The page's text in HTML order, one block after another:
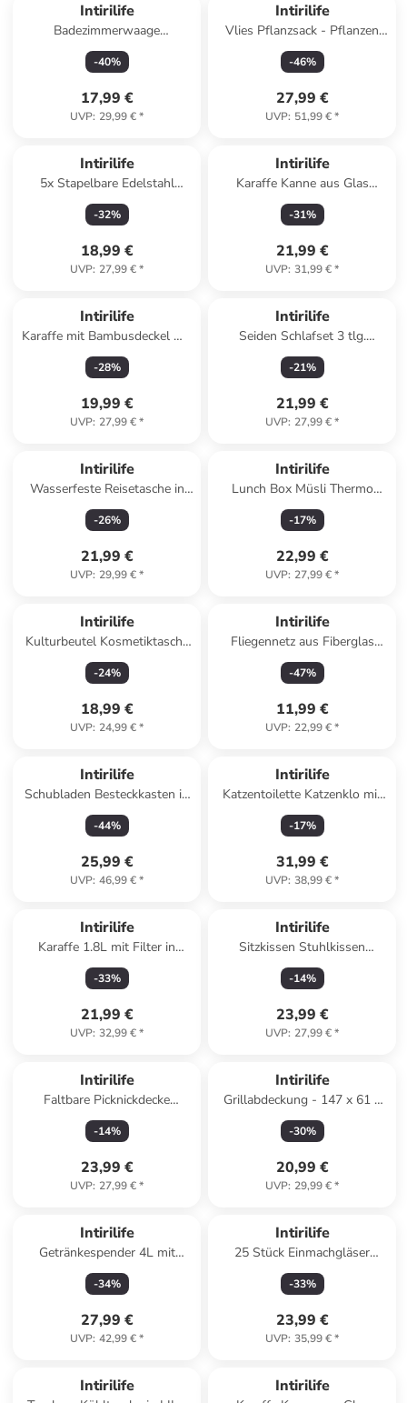
Intirilife
Badezimmerwaage
Körperwaage - 26 x 26 cm in
Schwarz
-40%
17,99 €
UVP: 29,99 €*
Intirilife
Vlies Pflanzsack - Pflanzen
Übertopf in 10x Schwarz -
20L - 30x25cm
-46%
27,99 €
UVP: 51,99 €*
Intirilife
5x Stapelbare Edelstahl
Becher in In 170 ml
-32%
18,99 €
UVP: 27,99 €*
Intirilife
Karaffe Kanne aus Glas
Wasser Krug in 1.7 Liter
Amber
-31%
21,99 €
UVP: 31,99 €*
Intirilife
Karaffe mit Bambusdeckel mit
1.3L mit Deckel in KLAR
-28%
19,99 €
UVP: 27,99 €*
Intirilife
Seiden Schlafset 3 tlg.
Schlafmaske, Kissenüberzug ,
Haarband in Satin in Rosa
-21%
21,99 €
UVP: 27,99 €*
Intirilife
Wasserfeste Reisetasche in
GRAU
-26%
21,99 €
UVP: 29,99 €*
Intirilife
Lunch Box Müsli Thermo
Becher mit Deckel Schlaufe
Löffel 270/370 ml in Blau
-17%
22,99 €
UVP: 27,99 €*
Intirilife
Kulturbeutel Kosmetiktasche
in PINK
-24%
18,99 €
UVP: 24,99 €*
Intirilife
Fliegennetz aus Fiberglas
Meterware Maschenweite
1,2mm in Grau - Breite 150cm
-47%
11,99 €
UVP: 22,99 €*
Intirilife
Schubladen Besteckkasten in
Bambus
-44%
25,99 €
UVP: 46,99 €*
Intirilife
Katzentoilette Katzenklo mit
Deckel Schaufel 51 x 37.5 x
34.5cm in Grau Weiß
-17%
31,99 €
UVP: 38,99 €*
Intirilife
Karaffe 1.8L mit Filter in
Transparent
-33%
21,99 €
UVP: 32,99 €*
Intirilife
Sitzkissen Stuhlkissen
Dekokissen 4er Set aus Filz
31.5 x 2.5 cm in Grau
-14%
23,99 €
UVP: 27,99 €*
Intirilife
Faltbare Picknickdecke
Outdoor Decke in 199 x 190
Flamingo Design
-14%
23,99 €
UVP: 27,99 €*
Intirilife
Grillabdeckung - 147 x 61 x
117 cm in Schwarz
-30%
20,99 €
UVP: 29,99 €*
Intirilife
Getränkespender 4L mit
Zapfhahn in Glas Klar - mit
Gestell
-34%
27,99 €
UVP: 42,99 €*
Intirilife
25 Stück Einmachgläser
Vorratsgläser
Marmeladenglas mit Deckel in
-33%
23,99 €
UVP: 35,99 €*
Intirilife Intirilife